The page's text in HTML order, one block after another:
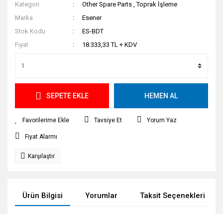
Kategori Other Spare Parts ,Toprak İşleme
Marka
Esener
Stok Kodu
ES-BDT
Fiyat
18.333,33 TL + KDV
SEPETE EKLE HEMEN AL
Tavsiye Et Yorum Yaz
Fiyat Alarmı
Karşılaştır
Ürün Bilgisi Yorumlar Taksit Seçenekleri